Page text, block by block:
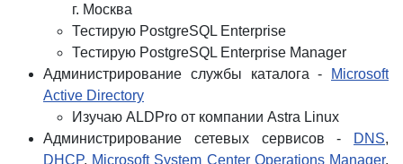
г. Москва
Тестирую PostgreSQL Enterprise
Тестирую PostgreSQL Enterprise Manager
Администрирование службы каталога -
Microsoft
Active Directory
Изучаю ALDPro от компании Astra Linux
Администрирование сетевых сервисов -
DNS,
DHCP, Microsoft System Center Operations Manager,